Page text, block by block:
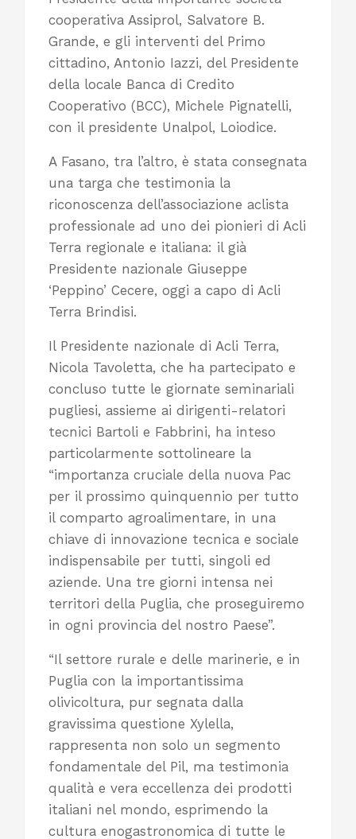
cooperativa Assiprol, Salvatore B.
Grande, e gli interventi del Primo
cittadino, Antonio Iazzi, del Presidente
della locale Banca di Credito
Cooperativo (BCC), Michele Pignatelli,
con il presidente Unalpol, Loiodice.
A Fasano, tra l’altro, è stata consegnata
una targa che testimonia la
riconoscenza dell’associazione aclista
professionale ad uno dei pionieri di Acli
Terra regionale e italiana: il già
Presidente nazionale Giuseppe
‘Peppino’ Cecere, oggi a capo di Acli
Terra Brindisi.
Il Presidente nazionale di Acli Terra,
Nicola Tavoletta, che ha partecipato e
concluso tutte le giornate seminariali
pugliesi, assieme ai dirigenti-relatori
tecnici Bartoli e Fabbrini, ha inteso
particolarmente sottolineare la
“importanza cruciale della nuova Pac
per il prossimo quinquennio per tutto
il comparto agroalimentare, in una
chiave di innovazione tecnica e sociale
indispensabile per tutti, singoli ed
aziende. Una tre giorni intensa nei
territori della Puglia, che proseguiremo
in ogni provincia del nostro Paese”.
“Il settore rurale e delle marinerie, e in
Puglia con la importantissima
olivicoltura, pur segnata dalla
gravissima questione Xylella,
rappresenta non solo un segmento
fondamentale del Pil, ma testimonia
qualità e vera eccellenza dei prodotti
italiani nel mondo, esprimendo la
cultura enogastronomica di tutte le